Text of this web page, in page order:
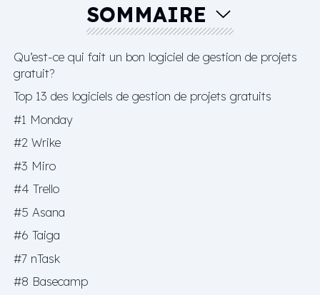
SOMMAIRE
Qu’est-ce qui fait un bon logiciel de gestion de projets
gratuit?
Top 13 des logiciels de gestion de projets gratuits
#1 Monday
#2 Wrike
#3 Miro
#4 Trello
#5 Asana
#6 Taiga
#7 nTask
#8 Basecamp